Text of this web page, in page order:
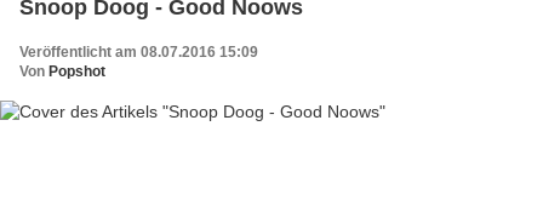
Snoop Doog - Good Noows
Veröffentlicht am 08.07.2016 15:09
Von Popshot